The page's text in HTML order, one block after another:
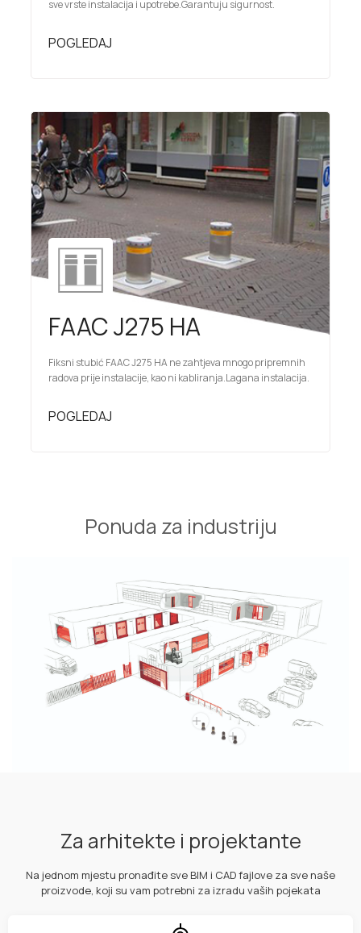
sve vrste instalacija i upotrebe.Garantuju sigurnost.
POGLEDAJ
FAAC J275 HA
Fiksni stubić FAAC J275 HA ne zahtjeva mnogo pripremnih
radova prije instalacije, kao ni kabliranja.Lagana instalacija.
POGLEDAJ
Ponuda za industriju
Za arhitekte i projektante
Na jednom mjestu pronađite sve BIM i CAD fajlove za sve naše
proizvode, koji su vam potrebni za izradu vaših pojekata